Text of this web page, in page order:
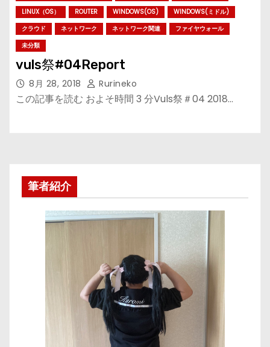
LINUX（OS）
ROUTER WINDOWS(OS)
WINDOWS(ミドル)
クラウド
ネットワーク ネットワーク関連
ファイヤウォール
未分類
vuls祭#04Report
8月 28, 2018 Rurineko
この記事を読む およそ時間 3 分Vuls祭＃04 2018…
筆者紹介